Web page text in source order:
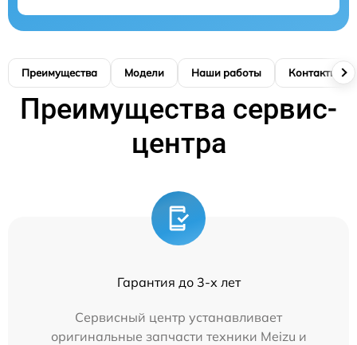
Преимущества Модели Наши работы Контакты
Преимущества сервис-
центра
Гарантия до 3-х лет
Сервисный центр устанавливает
оригинальные запчасти техники Meizu и